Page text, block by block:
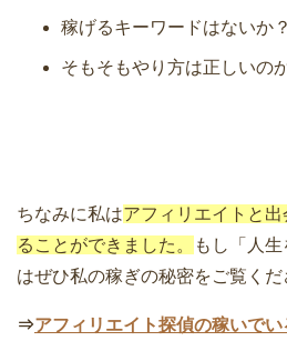
稼げるキーワードはないか？
そもそもやり方は正しいの
ちなみに私はアフィリエイトと
ることができました。
もし「人
はぜひ私の稼ぎの秘密をご覧くだ
⇒アフィリエイト探偵の稼いで